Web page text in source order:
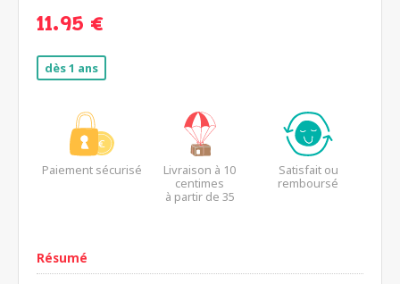
11.95 €
dès 1 ans
Paiement sécurisé
Livraison à 10
centimes
à partir de 35
Satisfait ou
remboursé
Résumé